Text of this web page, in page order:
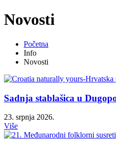
Novosti
Početna
Info
Novosti
Sadnja stablašica u
23. srpnja 2026.
Više